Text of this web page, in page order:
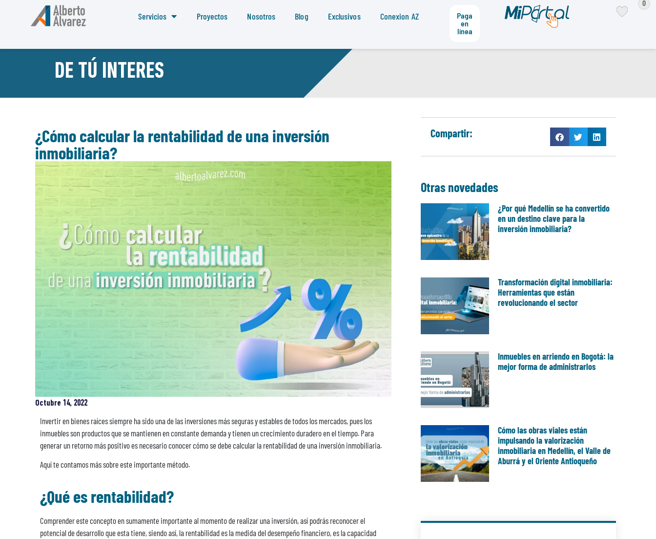
Servicios Proyectos Nosotros Blog Exclusivos Conexion AZ
Paga
en
línea
0
DE TÚ INTERES
¿Cómo calcular la rentabilidad de una inversión
inmobiliaria?
Octubre 14, 2022
Invertir en bienes raíces siempre ha sido una de las inversiones más seguras y estables de todos los mercados, pues los
inmuebles son productos que se mantienen en constante demanda y tienen un crecimiento duradero en el tiempo. Para
generar un retorno más positivo es necesario conocer cómo se debe calcular la rentabilidad de una inversión inmobiliaria.
Aquí te contamos más sobre este importante método.
¿Qué es rentabilidad?
Comprender este concepto en sumamente importante al momento de realizar una inversión, así podrás reconocer el
potencial de desarrollo que esta tiene, siendo así, la rentabilidad es la medida del desempeño financiero, es la capacidad
Compartir:
Otras novedades
¿Por qué Medellín se ha convertido
en un destino clave para la
inversión inmobiliaria?
Transformación digital inmobiliaria:
Herramientas que están
revolucionando el sector
Inmuebles en arriendo en Bogotá: la
mejor forma de administrarlos
Cómo las obras viales están
impulsando la valorización
inmobiliaria en Medellín, el Valle de
Aburrá y el Oriente Antioqueño